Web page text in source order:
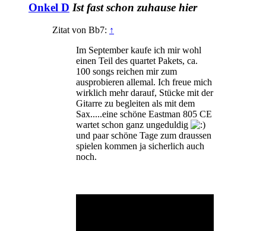
Onkel D Ist fast schon zuhause hier
Zitat von Bb7: ↑
Im September kaufe ich mir wohl
einen Teil des quartet Pakets, ca.
100 songs reichen mir zum
ausprobieren allemal. Ich freue mich
wirklich mehr darauf, Stücke mit der
Gitarre zu begleiten als mit dem
Sax.....eine schöne Eastman 805 CE
wartet schon ganz ungeduldig
und paar schöne Tage zum draussen
spielen kommen ja sicherlich auch
noch.